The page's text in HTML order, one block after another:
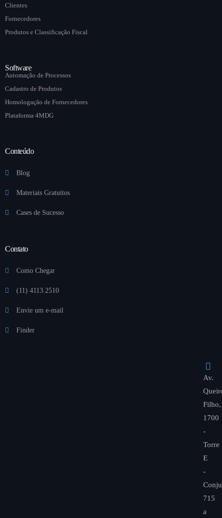
Clientes
Fornecedores
Produtos e Classificação Fiscal
Software
Automação de Processos
Cadastro de Produtos
Homologação de Fornecedores
Plataforma 4MDG
Conteúdo
Blog
Materiais Gratuitos
Cases de Sucesso
Contato
Como Chegar
(11) 4113.2510
Envie um e-mail
Finder
Av.
Filho,
1700
-
Torre
E
-
715
a